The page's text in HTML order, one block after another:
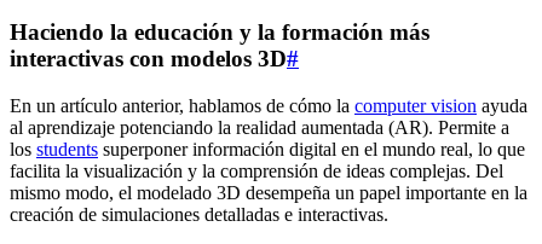
Haciendo la educación y la formación más
interactivas con modelos 3D#
En un artículo anterior, hablamos de cómo la computer vision ayuda
al aprendizaje potenciando la realidad aumentada (AR). Permite a
los students superponer información digital en el mundo real, lo que
facilita la visualización y la comprensión de ideas complejas. Del
mismo modo, el modelado 3D desempeña un papel importante en la
creación de simulaciones detalladas e interactivas.